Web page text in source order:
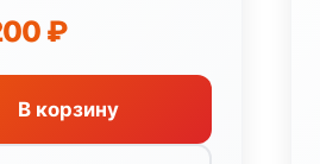
₽
В корзину